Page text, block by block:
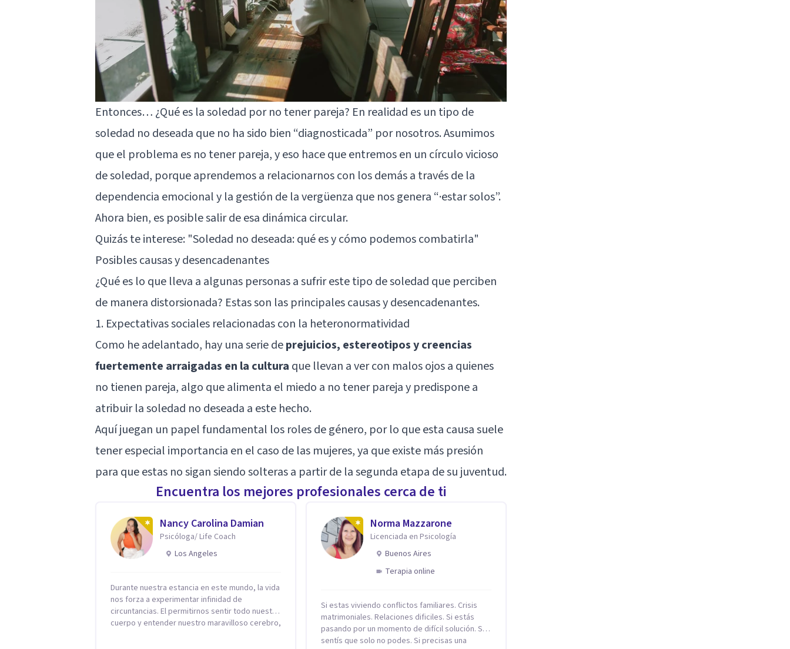
Entonces… ¿Qué es la soledad por no tener pareja? En realidad es un tipo de
soledad no deseada que no ha sido bien “diagnosticada” por nosotros. Asumimos
que el problema es no tener pareja, y eso hace que entremos en un círculo vicioso
de soledad, porque aprendemos a relacionarnos con los demás a través de la
dependencia emocional y la gestión de la vergüenza que nos genera “·estar solos”.
Ahora bien, es posible salir de esa dinámica circular.
Quizás te interese: "Soledad no deseada: qué es y cómo podemos combatirla"
Posibles causas y desencadenantes
¿Qué es lo que lleva a algunas personas a sufrir este tipo de soledad que perciben
de manera distorsionada? Estas son las principales causas y desencadenantes.
1. Expectativas sociales relacionadas con la heteronormatividad
Como he adelantado, hay una serie deprejuicios, estereotipos y creencias
fuertemente arraigadas en la cultura que llevan a ver con malos ojos a quienes
no tienen pareja, algo que alimenta el miedo a no tener pareja y predispone a
atribuir la soledad no deseada a este hecho.
Aquí juegan un papel fundamental los roles de género, por lo que esta causa suele
tener especial importancia en el caso de las mujeres, ya que existe más presión
para que estas no sigan siendo solteras a partir de la segunda etapa de su juventud.
Encuentra los mejores profesionales cerca de ti
Nancy Carolina Damian
Psicóloga/ Life Coach
Los Angeles
Durante nuestra estancia en este mundo, la vida
nos forza a experimentar infinidad de
circuntancias. El permitirnos sentir todo nuestro
cuerpo y entender nuestro maravilloso cerebro,
Norma Mazzarone
Licenciada en Psicología
Buenos Aires
Terapia online
Si estas viviendo conflictos familiares. Crisis
matrimoniales. Relaciones dificiles. Si estás
pasando por un momento de difícil solución. Si
sentís que solo no podes. Si precisas una